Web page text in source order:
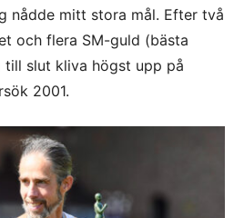
nådde mitt stora mål. Efter två
och flera SM-guld (bästa
slut kliva högst upp på
2001.